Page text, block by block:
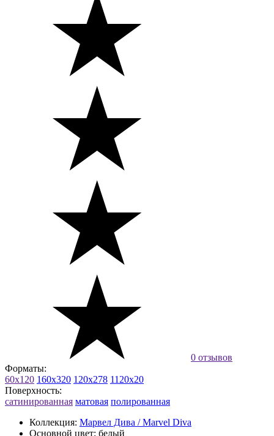
0 отзывов
Форматы:
60x120 160x320 120x278 1120x20
Поверхность:
сатинированная матовая полированная
Коллекция: Марвел Дива / Marvel Diva
Основной цвет: белый